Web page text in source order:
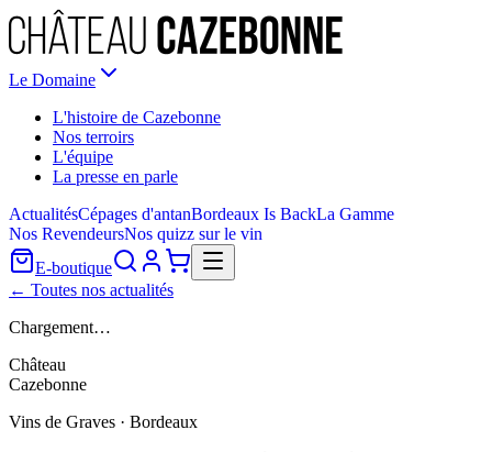
Le Domaine
L'histoire de Cazebonne
Nos terroirs
L'équipe
La presse en parle
ActualitésCépages d'antanBordeaux Is BackLa Gamme
Nos RevendeursNos quizz sur le vin
E-boutique
← Toutes nos actualités
Chargement…
Château
Cazebonne
Vins de Graves · Bordeaux